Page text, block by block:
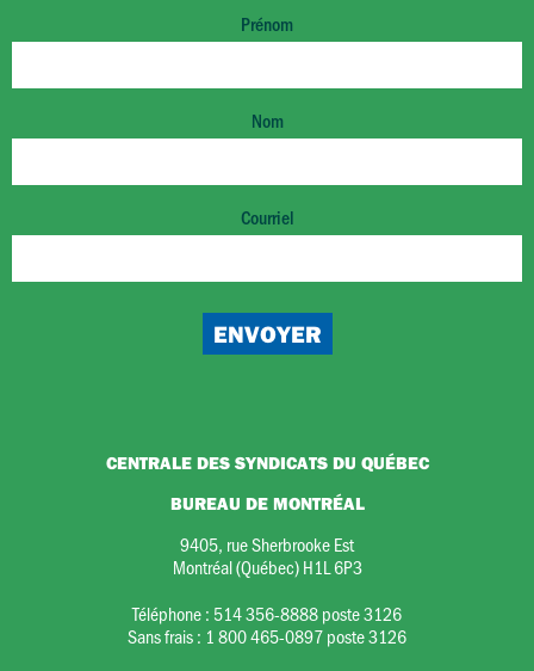
Prénom
Nom
Courriel
CENTRALE DES SYNDICATS DU QUÉBEC
BUREAU DE MONTRÉAL
9405, rue Sherbrooke Est
Montréal (Québec) H1L 6P3
Téléphone : 514 356-8888 poste 3126
Sans frais : 1 800 465-0897 poste 3126